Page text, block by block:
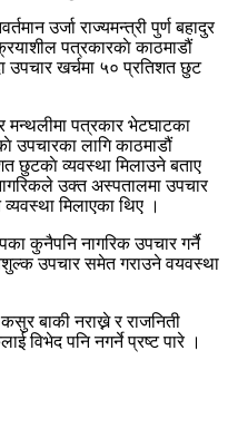
उर्जा राज्यमन्त्री पुर्ण बहादुर
पत्रकारकाे काठमाडौं
खर्चमा ५० प्रतिशत छुट
मन्थलीमा पत्रकार भेटघाटका
उपचारका लागि काठमाडौं
छुटकाे व्यवस्था मिलाउने बताए
उक्त अस्पतालमा उपचार
मिलाएका थिए ।
कुनैपनि नागरिक उपचार गर्नै
उपचार समेत गराउने वयवस्था
बाकी नराख्ने र राजनिती
विभेद पनि नगर्ने प्रष्ट पारे ।